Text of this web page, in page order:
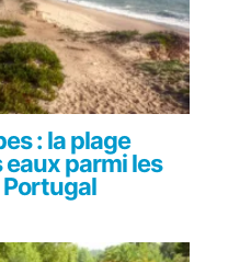
: la plage
parmi les